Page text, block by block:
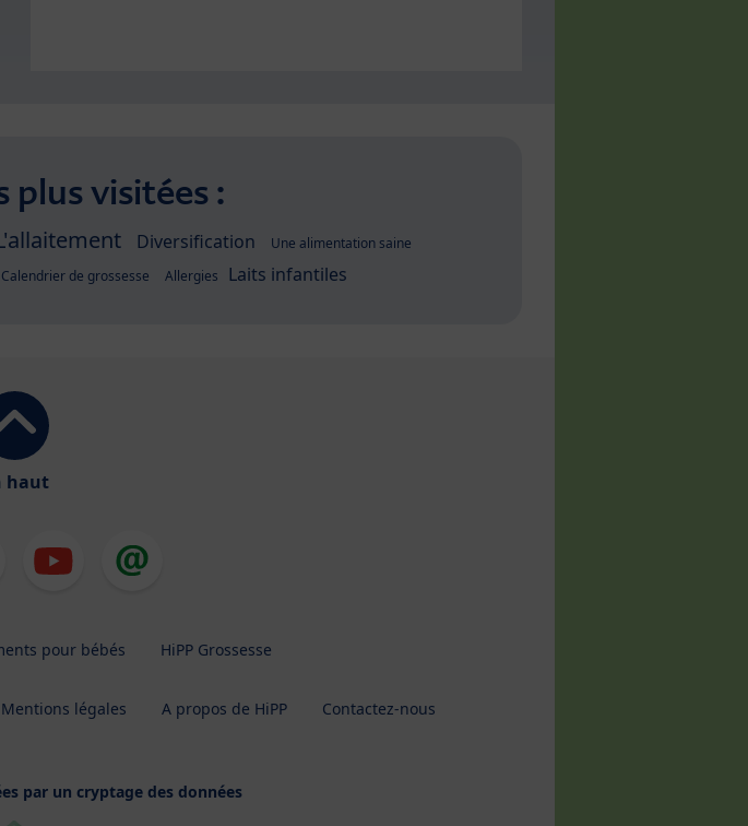
plus visitées :
Diversification Une alimentation saine
Calendrier de grossesse Allergies Laits infantiles
haut
pour bébés HiPP Grossesse
Mentions légales A propos de HiPP Contactez-nous
par un cryptage des données